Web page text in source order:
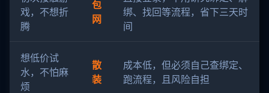
戏，不想折
腾
包
网
绑、找回等流程，省下三天时
间
想低价试
水，不怕麻
烦
散
装
成本低，但必须自己查绑定、
跑流程，且风险自担